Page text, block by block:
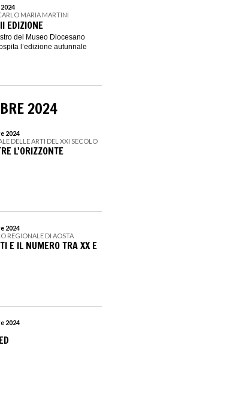
MARIA MARTINI
EDIZIONE
del Museo Diocesano
l’edizione autunnale
2024
2024
DELLE ARTI DEL XXI SECOLO
L'ORIZZONTE
2024
REGIONALE DI AOSTA
E IL NUMERO TRA XX E
2024